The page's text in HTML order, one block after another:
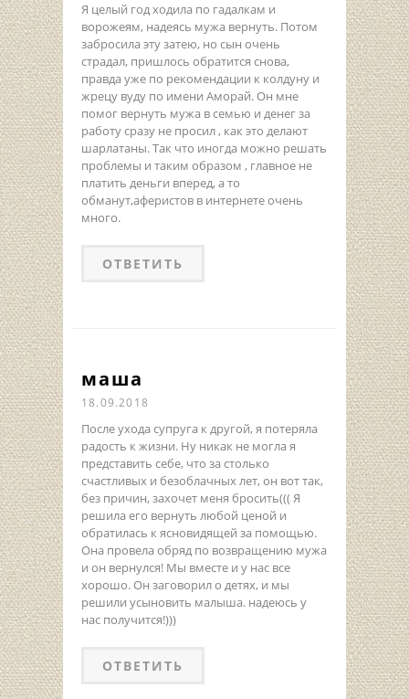
Я целый год ходила по гадалкам и
ворожеям, надеясь мужа вернуть. Потом
забросила эту затею, но сын очень
страдал, пришлось обратится снова,
правда уже по рекомендации к колдуну и
жрецу вуду по имени Аморай. Он мне
помог вернуть мужа в семью и денег за
работу сразу не просил , как это делают
шарлатаны. Так что иногда можно решать
проблемы и таким образом , главное не
платить деньги вперед, а то
обманут,аферистов в интернете очень
много.
ОТВЕТИТЬ
маша
18.09.2018
После ухода супруга к другой, я потеряла
радость к жизни. Ну никак не могла я
представить себе, что за столько
счастливых и безоблачных лет, он вот так,
без причин, захочет меня бросить((( Я
решила его вернуть любой ценой и
обратилась к ясновидящей за помощью.
Она провела обряд по возвращению мужа
и он вернулся! Мы вместе и у нас все
хорошо. Он заговорил о детях, и мы
решили усыновить малыша. надеюсь у
нас получится!)))
ОТВЕТИТЬ